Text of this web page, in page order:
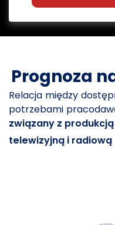
Prognoza
Relacja między
potrzebami
związany z
telewizyjną i radiową